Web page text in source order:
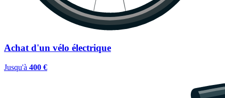
Achat d'un vélo électrique
Jusqu'à 400 €